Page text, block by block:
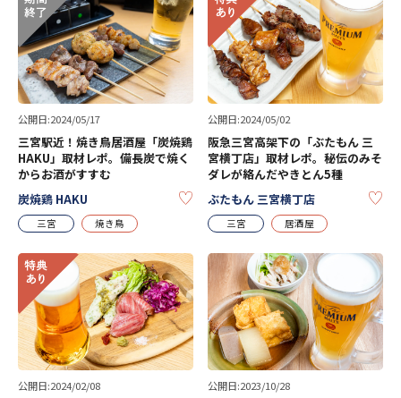
公開日:2024/05/17
三宮駅近！焼き鳥居酒屋「炭焼鶏
HAKU」取材レポ。備長炭で焼く
からお酒がすすむ
炭焼鶏 HAKU
KEEP
三宮 焼き鳥
公開日:2024/05/02
阪急三宮高架下の「ぶたもん 三
宮横丁店」取材レポ。秘伝のみそ
ダレが絡んだやきとん5種
ぶたもん 三宮横丁店
三宮 居酒屋
公開日:2024/02/08 公開日:2023/10/28